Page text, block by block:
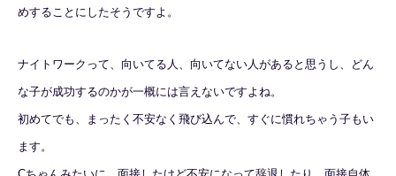
めすることにしたそうですよ。
ナイトワークって、向いてる人、向いてない人があると思うし、どん
な子が成功するのかが一概には言えないですよね。
初めてでも、まったく不安なく飛び込んで、すぐに慣れちゃう子もい
ます。